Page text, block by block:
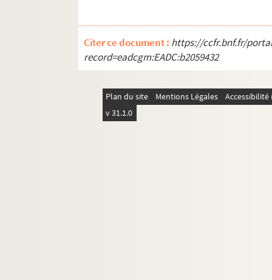
Citer ce document : https://ccfr.bnf.fr/
record=eadcgm:EADC:b2059432
Plan du site Mentions Légales
v 31.1.0